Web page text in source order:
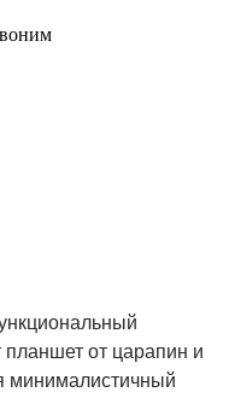
от царапин и
минималистичный